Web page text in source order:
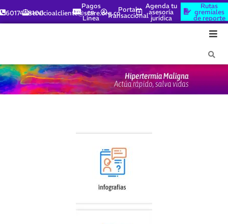
6017448100servicioalcliente@scare.org.co
Pagos
en
Línea
Portal
Transaccional
Agenda tu
asesoría
jurídica
Rutas
gremiales
de reporte